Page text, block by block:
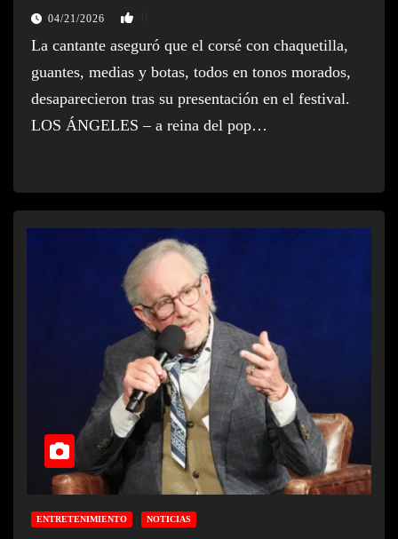
es solo ropa»
04/21/2026
La cantante aseguró que el corsé con chaquetilla,
guantes, medias y botas, todos en tonos morados,
desaparecieron tras su presentación en el festival.
LOS ÁNGELES – a reina del pop…
ENTRETENIMIENTO NOTICIAS